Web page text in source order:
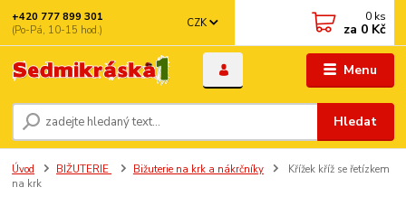
Menu
CZK
Hledat
+420 777 899 301
(Po-Pá, 10-15 hod.)
0 ks
za 0 Kč
Úvod BIŽUTERIE Bižuterie na krk a nákrčníky
Křížek kříž se řetízkem
na krk